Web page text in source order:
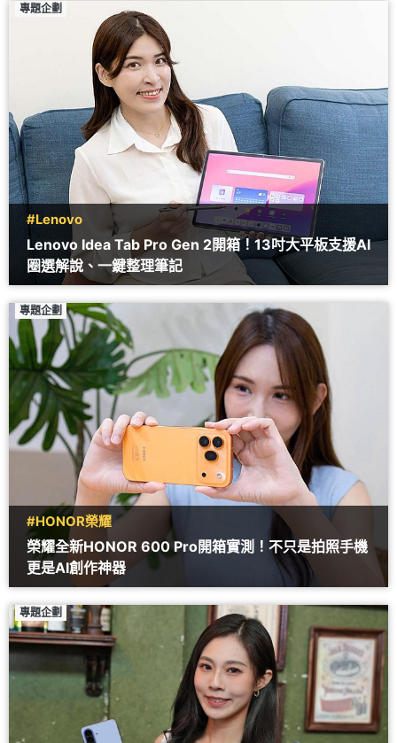
專題企劃
#Lenovo
Lenovo Idea Tab Pro Gen 2開箱！13吋大平板支援AI
圈選解說、一鍵整理筆記
專題企劃
#HONOR榮耀
榮耀全新HONOR 600 Pro開箱實測！不只是拍照手機
更是AI創作神器
專題企劃